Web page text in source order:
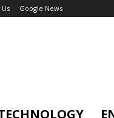
Google News